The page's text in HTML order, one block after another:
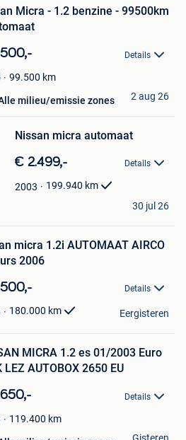
Micra - 1.2 benzine - 99500km
Details
99.500 km
milieu/emissie zones 2 aug 26
Nissan micra automaat
€ 2.499,- Details
2003 199.940 km
30 jul 26
micra 1.2i AUTOMAAT AIRCO
2006
Details
180.000 km Eergisteren
MICRA 1.2 es 01/2003 Euro
LEZ AUTOBOX 2650 EU
Details
119.400 km